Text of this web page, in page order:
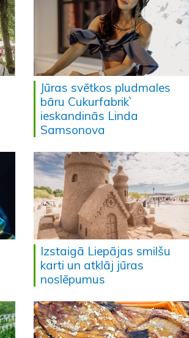
Jūras svētkos pludmales
bāru Cukurfabrik`
ieskandinās Linda
Samsonova
Izstaigā Liepājas smilšu
karti un atklāj jūras
noslēpumus